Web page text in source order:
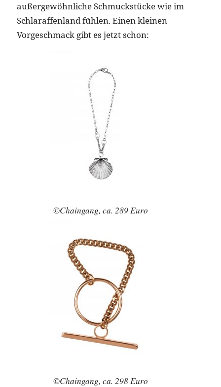
außergewöhnliche Schmuckstücke wie im
Schlaraffenland fühlen. Einen kleinen
Vorgeschmack gibt es jetzt schon:
©Chaingang, ca. 289 Euro
©Chaingang, ca. 298 Euro